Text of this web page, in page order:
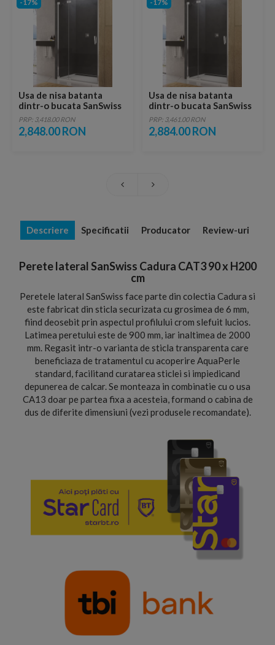
-17%
Usa de nisa batanta
dintr-o bucata SanSwiss
Cadura cu parte fixa
CA13 75 x H200 cm
PRP: 3,418.00 RON
2,848.00 RON
-17%
Usa de nisa batanta
dintr-o bucata SanSwiss
Cadura cu parte fixa
CA13 80 x H200 cm
PRP: 3,461.00 RON
2,884.00 RON
Descriere Specificatii Producator Review-uri
Perete lateral SanSwiss Cadura CAT3 90 x H200
cm
Peretele lateral SanSwiss face parte din colectia Cadura si
este fabricat din sticla securizata cu grosimea de 6 mm,
fiind deosebit prin aspectul profilului crom slefuit lucios.
Latimea peretului este de 900 mm, iar inaltimea de 2000
mm. Regasit intr-o varianta de sticla transparenta care
beneficiaza de tratamentul cu acoperire AquaPerle
standard, facilitand curatarea sticlei si impiedicand
depunerea de calcar. Se monteaza in combinatie cu o usa
CA13 doar pe partea fixa a acesteia, formand o cabina de
dus de diferite dimensiuni (vezi produsele recomandate).